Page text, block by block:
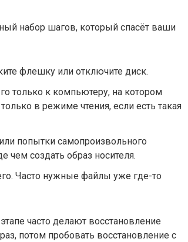
набор шагов, который спасёт ваши
флешку или отключите диск.
только к компьютеру, на котором
в режиме чтения, если есть такая
попытки самопроизвольного
чем создать образ носителя.
Часто нужные файлы уже где-то
часто делают восстановление
потом пробовать восстановление с